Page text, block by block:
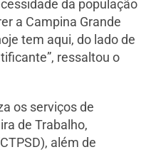
da população
a Campina Grande
tem aqui, do lado de
ressaltou o
os serviços de
de Trabalho,
além de